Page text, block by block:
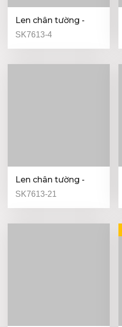
Len chân tường -
White - 13mm
SK7613-4
Len chân tường -
13mm
SK7613-21